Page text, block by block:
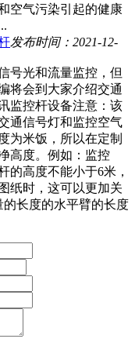
空气污染引起的健康
发布时间：2021-12-
号光和流量监控，但
将会到大家介绍交通
监控杆设备注意：该
通信号灯和监控空气
为米饭，所以在定制
高度。例如：监控
的高度不能小于6米，
纸时，这可以更加关
长度的水平臂的长度